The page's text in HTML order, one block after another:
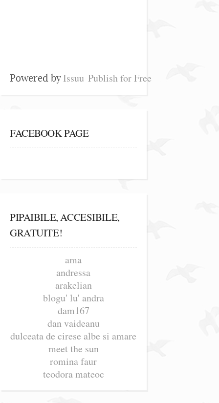
Powered byIssuu Publish for Free
FACEBOOK PAGE
PIPAIBILE, ACCESIBILE,
GRATUITE!
ama
andressa
arakelian
blogu' lu' andra
dam167
dan vaideanu
dulceata de cirese albe si amare
meet the sun
romina faur
teodora mateoc